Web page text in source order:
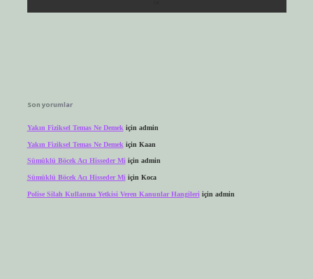
Son yorumlar
Yakın Fiziksel Temas Ne Demek için admin
Yakın Fiziksel Temas Ne Demek için Kaan
Sümüklü Böcek Acı Hisseder Miiçin admin
Sümüklü Böcek Acı Hisseder Mi için Koca
Polise Silah Kullanma Yetkisi Veren Kanunlar Hangileri için admin